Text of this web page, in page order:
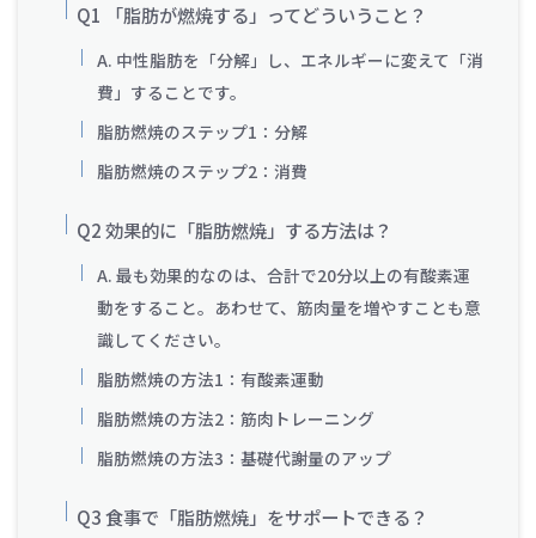
Q1 「脂肪が燃焼する」ってどういうこと？
A. 中性脂肪を「分解」し、エネルギーに変えて「消
費」することです。
脂肪燃焼のステップ1：分解
脂肪燃焼のステップ2：消費
Q2 効果的に「脂肪燃焼」する方法は？
A. 最も効果的なのは、合計で20分以上の有酸素運
動をすること。あわせて、筋肉量を増やすことも意
識してください。
脂肪燃焼の方法1：有酸素運動
脂肪燃焼の方法2：筋肉トレーニング
脂肪燃焼の方法3：基礎代謝量のアップ
Q3 食事で「脂肪燃焼」をサポートできる？